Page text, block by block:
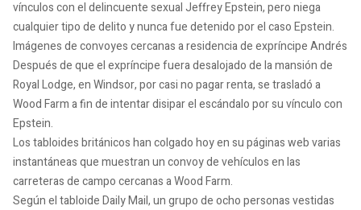
vínculos con el delincuente sexual Jeffrey Epstein, pero niega
cualquier tipo de delito y nunca fue detenido por el caso Epstein.
Imágenes de convoyes cercanas a residencia de expríncipe Andrés
Después de que el expríncipe fuera desalojado de la mansión de
Royal Lodge, en Windsor, por casi no pagar renta, se trasladó a
Wood Farm a fin de intentar disipar el escándalo por su vínculo con
Epstein.
Los tabloides británicos han colgado hoy en su páginas web varias
instantáneas que muestran un convoy de vehículos en las
carreteras de campo cercanas a Wood Farm.
Según el tabloide Daily Mail, un grupo de ocho personas vestidas